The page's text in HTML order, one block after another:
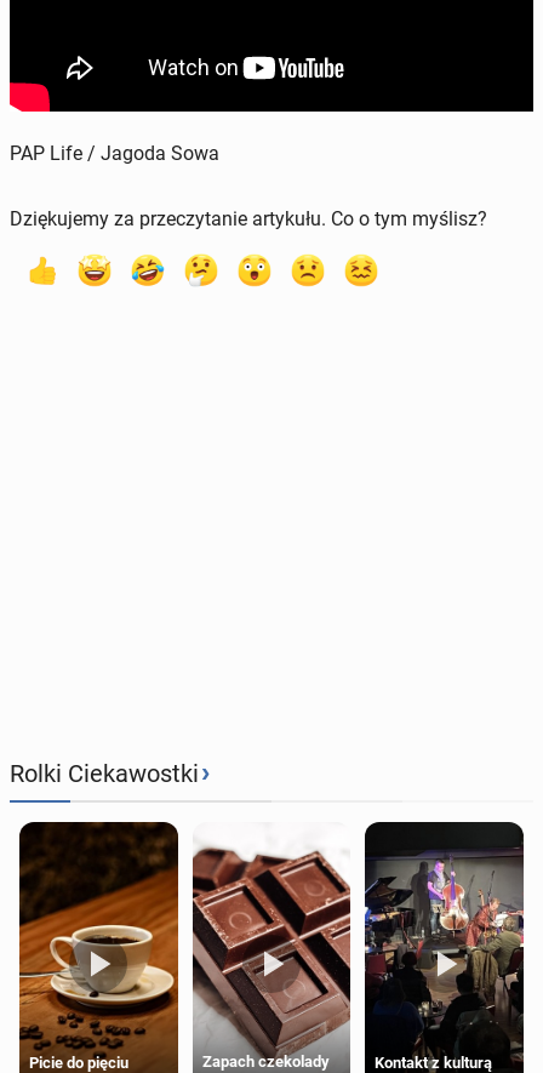
PAP Life / Jagoda Sowa
Dziękujemy za przeczytanie artykułu. Co o tym myślisz?
Rolki Ciekawostki›
Picie do pięciu
Zapach czekolady
Kontakt z kulturą